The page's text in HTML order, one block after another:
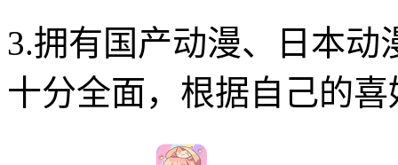
3.拥有国产动漫、日本
十分全面，根据自己的